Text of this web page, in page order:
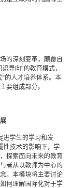
的深刻变革，颠覆自
导向”的教育模式，
的人才培养体系。本
要组成部分。
进学生的学习和发
性技术的影响下，学
探索面向未来的教育
者从以教师为中心的
。本模块将主要讨论
何理解国际化对于学